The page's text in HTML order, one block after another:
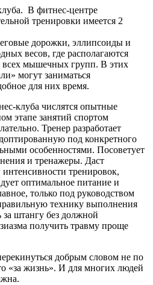
В фитнес-центре
тренировки имеется 2
дорожки, эллипсоиды и
весов, где располагаются
всех мышечных групп. В этих
могут заниматься
для них время.
клуба числятся опытные
этапе занятий спортом
Тренер разработает
под конкретного
особенностями. Посоветует
и тренажеры. Даст
тренировок,
оптимальное питание и
только под руководством
технику выполнения
штангу без должной
получить травму проще
добрым словом не по
«за жизнь». И для многих людей